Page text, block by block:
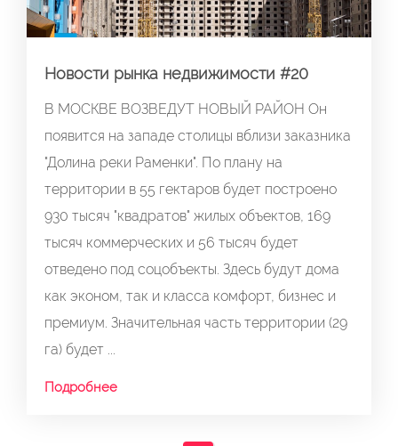
Новости рынка недвижимости #20
В МОСКВЕ ВОЗВЕДУТ НОВЫЙ РАЙОН Он
появится на западе столицы вблизи заказника
"Долина реки Раменки". По плану на
территории в 55 гектаров будет построено
930 тысяч "квадратов" жилых объектов, 169
тысяч коммерческих и 56 тысяч будет
отведено под соцобъекты. Здесь будут дома
как эконом, так и класса комфорт, бизнес и
премиум. Значительная часть территории (29
га) будет ...
Подробнее